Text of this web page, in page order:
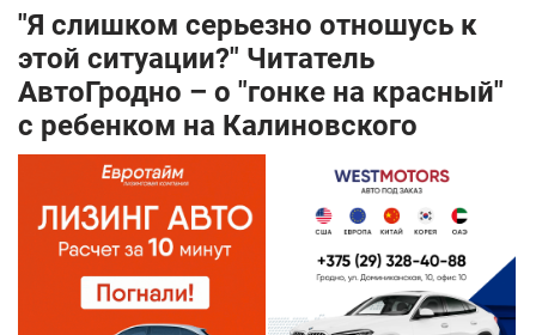
"Я слишком серьезно отношусь к
этой ситуации?" Читатель
АвтоГродно – о "гонке на красный"
с ребенком на Калиновского